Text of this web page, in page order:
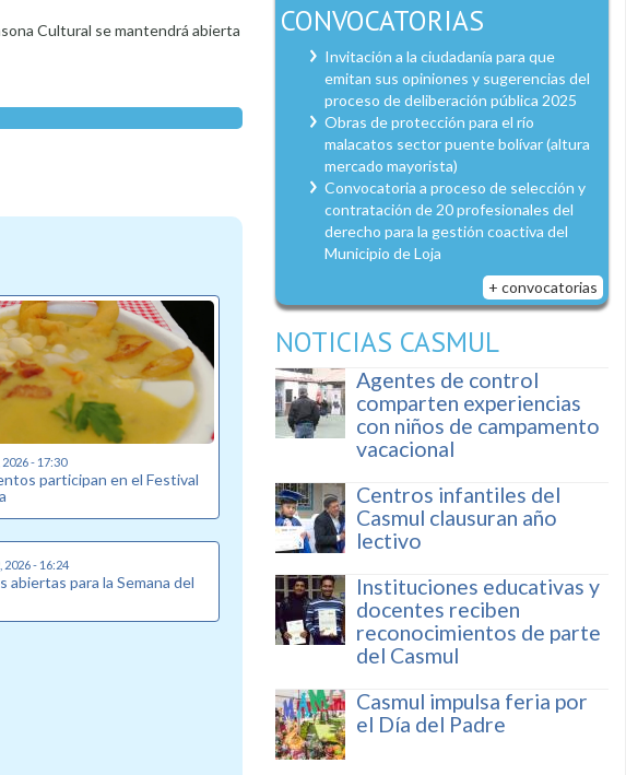
Cultural se mantendrá abierta
- 17:30
participan en el Festival
2026 - 16:24
abiertas para la Semana del
CONVOCATORIAS
Invitación a la ciudadanía para que
emitan sus opiniones y sugerencias del
proceso de deliberación pública 2025
Obras de protección para el río
malacatos sector puente bolívar (altura
mercado mayorista)
Convocatoria a proceso de selección y
contratación de 20 profesionales del
derecho para la gestión coactiva del
Municipio de Loja
+ convocatorias
NOTICIAS CASMUL
Agentes de control
comparten experiencias
con niños de campamento
vacacional
Centros infantiles del
Casmul clausuran año
lectivo
Instituciones educativas y
docentes reciben
reconocimientos de parte
del Casmul
Casmul impulsa feria por
el Día del Padre